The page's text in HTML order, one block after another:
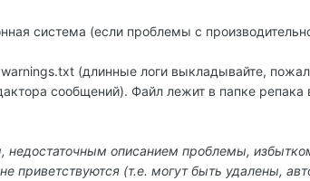
система (если проблемы с
(длинные логи выкладывайте,
сообщений). Файл лежит в папке репака
недостаточным описанием проблемы,
приветствуются (т.е. могут быть удалены,